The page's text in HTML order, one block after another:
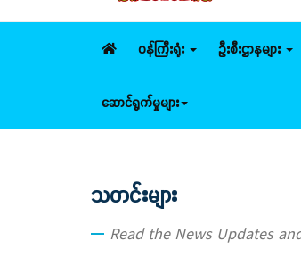
ဝန်ကြီးရုံး ဦးစီးဌာနများ
ဆောင်ရွက်မှုများ
သတင်းများ
Read the News Updates